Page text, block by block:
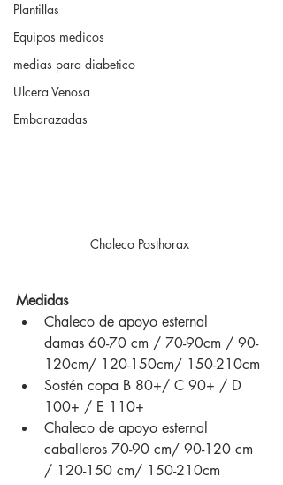
Plantillas
Equipos medicos
medias para diabetico
Ulcera Venosa
Embarazadas
Chaleco Posthorax
Medidas
Chaleco de apoyo esternal
damas 60-70 cm / 70-90cm / 90-
120cm/ 120-150cm/ 150-210cm
Sostén copa B 80+/ C 90+ / D
100+ / E 110+
Chaleco de apoyo esternal
caballeros 70-90 cm/ 90-120 cm
/ 120-150 cm/ 150-210cm